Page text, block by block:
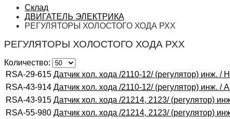
Склад
ДВИГАТЕЛЬ ЭЛЕКТРИКА
РЕГУЛЯТОРЫ ХОЛОСТОГО ХОДА РХХ
РЕГУЛЯТОРЫ ХОЛОСТОГО ХОДА РХХ
Количество:
RSA-29-615 Датчик хол. хода /2110-12/ (регулятор) инж. /
RSA-43-914 Датчик хол. хода /2110-12/ (регулятор) инж. /
RSA-43-915 Датчик хол. хода /21214, 2123/ (регулятор)
RSA-55-980 Датчик хол. хода /21214, 2123/ (регулятор)